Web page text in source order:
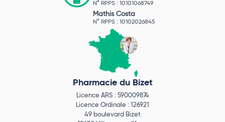
N° RPPS : 10101068749
Mathis Costa
N° RPPS : 10102026845
Pharmacie du Bizet
Licence ARS : 590009874
Licence Ordinale : 126921
49 boulevard Bizet